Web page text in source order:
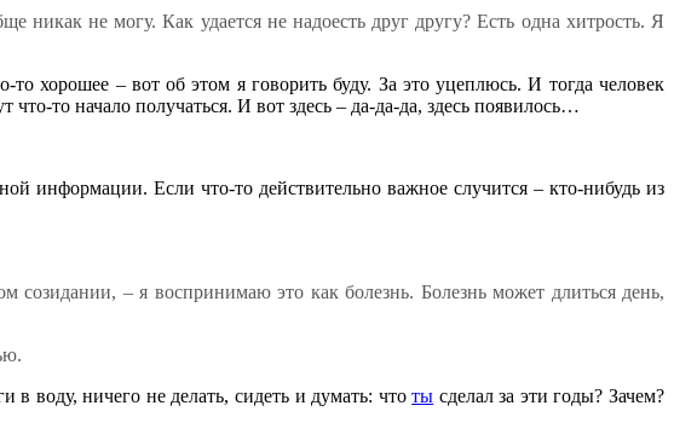
никак не могу. Как удается не надоесть друг другу? Есть одна хитрость. Я
хорошее – вот об этом я говорить буду. За это уцеплюсь. И тогда человек
то начало получаться. И вот здесь – да-да-да, здесь появилось…
информации. Если что-то действительно важное случится – кто-нибудь из
– я воспринимаю это как болезнь. Болезнь может длиться день,
в воду, ничего не делать, сидеть и думать: чтоты сделал за эти годы? Зачем?